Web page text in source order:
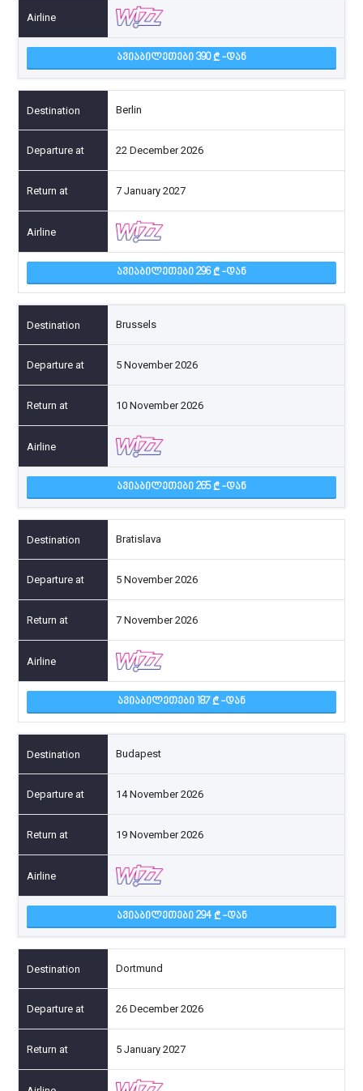
ᲐᲕᲘᲐᲑᲘᲚᲔᲗᲔᲑᲘ 390 -ᲓᲐᲜ
Berlin
22 December 2026
7 January 2027
ᲐᲕᲘᲐᲑᲘᲚᲔᲗᲔᲑᲘ 296 -ᲓᲐᲜ
Brussels
5 November 2026
10 November 2026
ᲐᲕᲘᲐᲑᲘᲚᲔᲗᲔᲑᲘ 265 -ᲓᲐᲜ
Bratislava
5 November 2026
7 November 2026
ᲐᲕᲘᲐᲑᲘᲚᲔᲗᲔᲑᲘ 187 -ᲓᲐᲜ
Budapest
14 November 2026
19 November 2026
ᲐᲕᲘᲐᲑᲘᲚᲔᲗᲔᲑᲘ 294 -ᲓᲐᲜ
Dortmund
26 December 2026
5 January 2027